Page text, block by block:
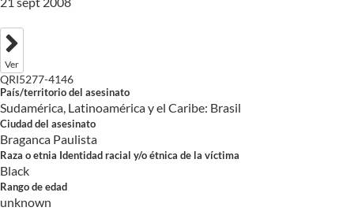
Ver
QRI5277-4146
País/territorio del asesinato
Sudamérica, Latinoamérica y el Caribe: Brasil
Ciudad del asesinato
Braganca Paulista
Raza o etnia Identidad racial y/o étnica de la víctima
Black
Rango de edad
unknown